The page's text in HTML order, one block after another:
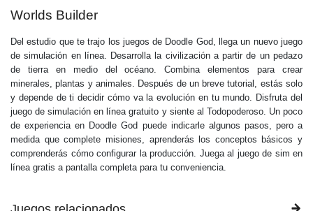
Worlds Builder
Del estudio que te trajo los juegos de Doodle God, llega un nuevo juego
de simulación en línea. Desarrolla la civilización a partir de un pedazo
de tierra en medio del océano. Combina elementos para crear
minerales, plantas y animales. Después de un breve tutorial, estás solo
y depende de ti decidir cómo va la evolución en tu mundo. Disfruta del
juego de simulación en línea gratuito y siente al Todopoderoso. Un poco
de experiencia en Doodle God puede indicarle algunos pasos, pero a
medida que complete misiones, aprenderás los conceptos básicos y
comprenderás cómo configurar la producción. Juega al juego de sim en
línea gratis a pantalla completa para tu conveniencia.